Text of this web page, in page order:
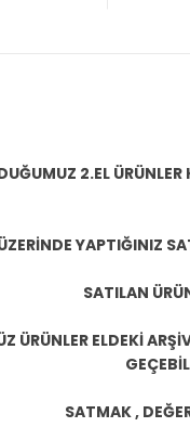
2.EL
YAPTIĞINIZ
SATILAN
ÜRÜNLER ELDEKİ
SATMAK ,